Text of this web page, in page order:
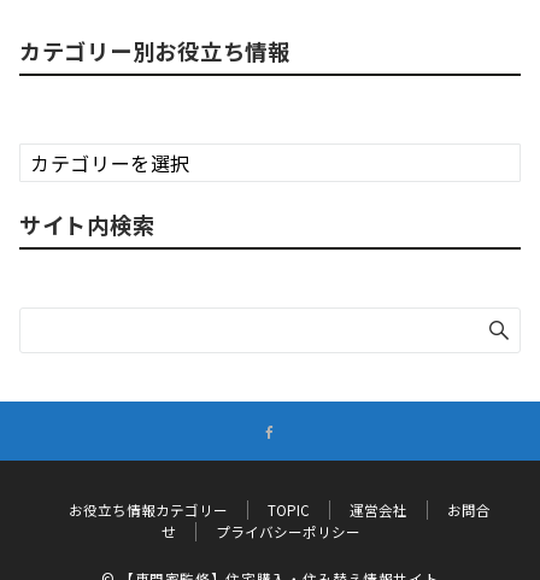
カテゴリー別お役立ち情報
カ
テ
リ
ー
お
立
サイト内検索
お役立ち情報カテゴリー TOPIC 運営会社
お問合
せ
プライバシーポリシー